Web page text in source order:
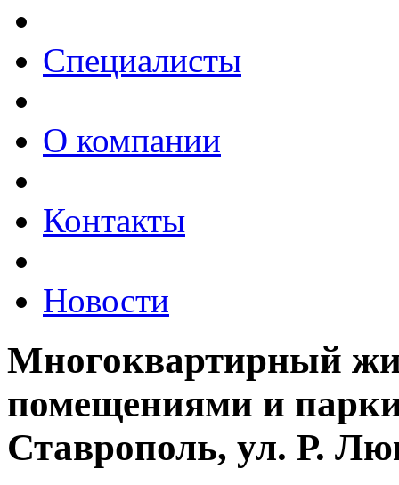
Специалисты
О компании
Контакты
Новости
Многоквартирный
помещениями и
Ставрополь, ул. Р.